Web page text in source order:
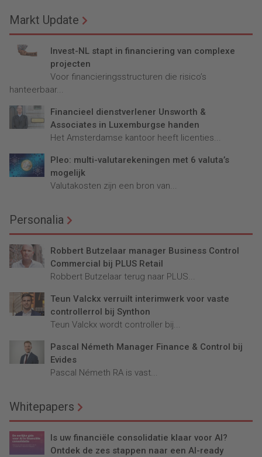
Markt Update
Invest-NL stapt in financiering van complexe
projecten
Voor financieringsstructuren die risico’s
hanteerbaar...
Financieel dienstverlener Unsworth &
Associates in Luxemburgse handen
Het Amsterdamse kantoor heeft licenties...
Pleo: multi-valutarekeningen met 6 valuta’s
mogelijk
Valutakosten zijn een bron van...
Personalia
Robbert Butzelaar manager Business Control
Commercial bij PLUS Retail
Robbert Butzelaar terug naar PLUS...
Teun Valckx verruilt interimwerk voor vaste
controllerrol bij Synthon
Teun Valckx wordt controller bij...
Pascal Németh Manager Finance & Control bij
Evides
Pascal Németh RA is vast...
Whitepapers
Is uw financiële consolidatie klaar voor AI?
Ontdek de zes stappen naar een AI-ready